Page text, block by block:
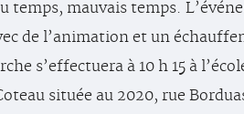
temps, mauvais temps.
de l’animation et un
s’effectuera à 10 h 15 à
située au 2020, rue